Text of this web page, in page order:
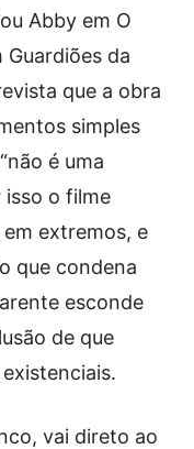
Abby em O
da
que a obra
simples
é uma
isso o filme
extremos, e
que condena
esconde
de que
vai direto ao